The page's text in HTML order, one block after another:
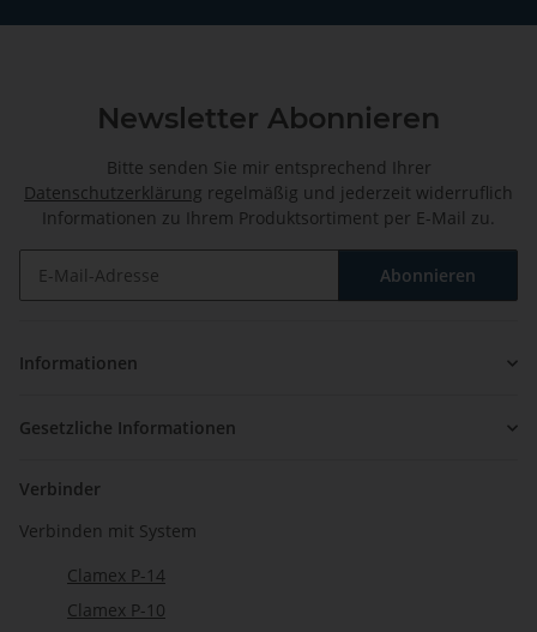
Newsletter Abonnieren
Bitte senden Sie mir entsprechend Ihrer
Datenschutzerklärung regelmäßig und jederzeit widerruflich
Informationen zu Ihrem Produktsortiment per E-Mail zu.
Abonnieren
Informationen
Gesetzliche Informationen
Verbinder
Verbinden mit System
Clamex P-14
Clamex P-10